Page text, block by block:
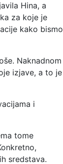
Hina, a
za koje je
kako bismo
Naknadnom
izjave, a to je
i
tome
sredstava.